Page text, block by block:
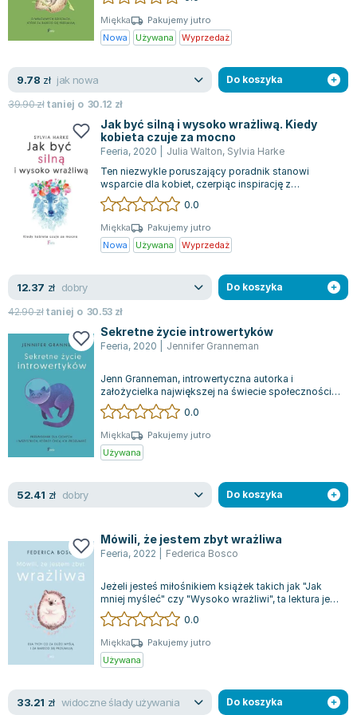
Książki o naukach politycznych dla studentów
Książki do nauk przyrodniczych dla studentów
Książki do nauk ścisłych dla studentów
Prawo - książki dla studentów
Technologia żywności - książki
Zarządzanie i marketing - książki
Nauka języków obcych - książki
Podręczniki dla nauczycieli - metodyka
Repetytoria, testy i materiały pomocnicze
Bolesław Prus
Clive Cussler
Józef Ignacy Kraszewski
Clive Staples Lewis
Martyna Wojciechowska
Melissa De la Cruz
Blanka Lipińska
Jaś Kapela
Agatha Christie
Witold Gadowski
Jan Pietrzak
Piotr Zychowicz
Joanna Jabłczyńska
Piotr Kościelny
Jan Piński
Zygmunt Freud
Agata Passent
Michel Moran
Maciej Orłoś
Jo Nesbo
Antoine de Saint Exupery
Mark Twain
Marcin Meller
Paulina Młynarska
ks. Piotr Pawlukiewicz
Jarosław Sokołowski
Piotr Latocha
Michael Scott
Jarosław Iwaszkiewicz
Miękka
Pakujemy jutro
Nowa
Używana Wyprzedaż
9.78 zł jak nowa
39.90złtaniej o 30.12 zł
Do koszyka
Jak być silną i wysoko wrażliwą. Kiedy
kobieta czuje za mocno
Feeria, 2020 Julia Walton, Sylvia Harke
Ten niezwykle poruszający poradnik stanowi
wsparcie dla kobiet, czerpiąc inspirację z
klasycznych dzieł takich jak „Biegnąca z wil...
0.0
Miękka
Pakujemy jutro
Nowa
Używana Wyprzedaż
12.37 zł dobry
42.90złtaniej o 30.53 zł
Do koszyka
Sekretne życie introwertyków
Feeria, 2020 Jennifer Granneman
Jenn Granneman, introwertyczna autorka i
założycielka największej na świecie społeczności
introwertyków, Introvert, Dear, przybliż...
0.0
Miękka
Pakujemy jutro
Używana
52.41 zł dobry Do koszyka
Mówili, że jestem zbyt wrażliwa
Feeria, 2022 Federica Bosco
Jeżeli jesteś miłośnikiem książek takich jak "Jak
mniej myśleć" czy "Wysoko wrażliwi", ta lektura jest
dla Ciebie! Zastanawiałeś s...
0.0
Miękka
Pakujemy jutro
Używana
33.21 zł widoczne ślady używania Do koszyka